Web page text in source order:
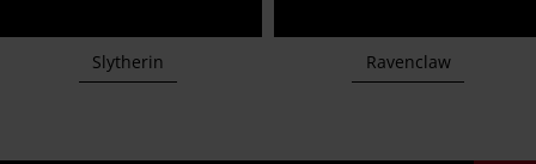
Slytherin Ravenclaw